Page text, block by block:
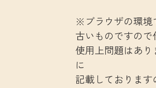
※ブラウザの環境
古いものですの
使用上問題はあ
に
記載しておりま